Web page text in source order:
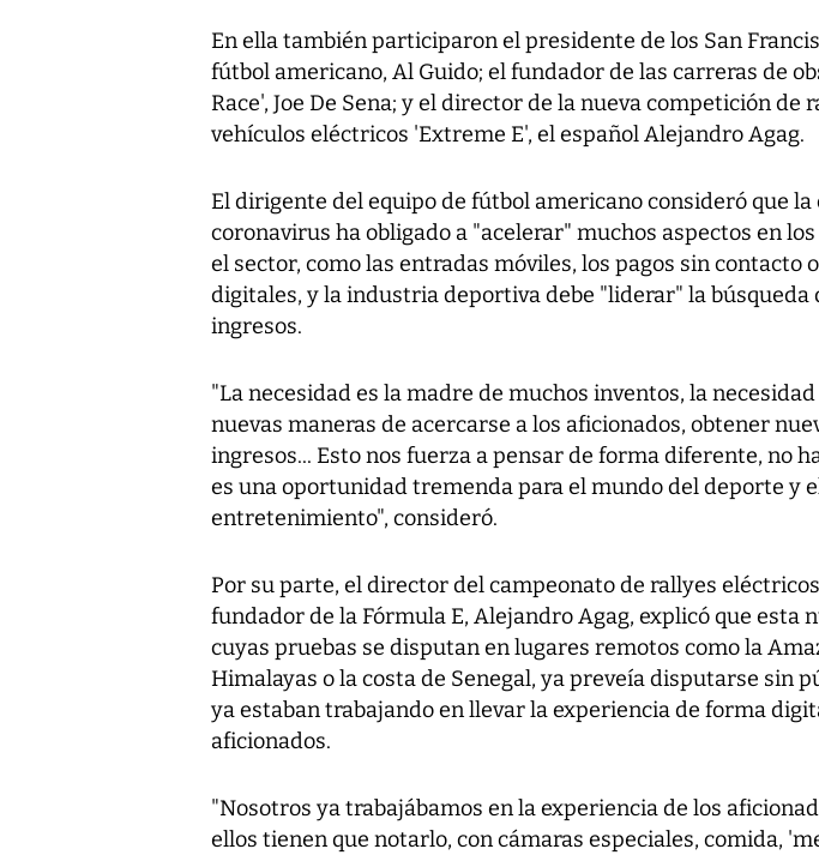
En ella también participaron el presidente de los San
fútbol americano, Al Guido; el fundador de las carreras de
Race', Joe De Sena; y el director de la nueva competición de
vehículos eléctricos 'Extreme E', el español Alejandro Agag.
El dirigente del equipo de fútbol americano consideró que la
coronavirus ha obligado a "acelerar" muchos aspectos en
el sector, como las entradas móviles, los pagos sin contacto
digitales, y la industria deportiva debe "liderar" la búsqueda
ingresos.
"La necesidad es la madre de muchos inventos, la
nuevas maneras de acercarse a los aficionados, obtener
ingresos... Esto nos fuerza a pensar de forma diferente, no
es una oportunidad tremenda para el mundo del deporte y
entretenimiento", consideró.
Por su parte, el director del campeonato de rallyes
fundador de la Fórmula E, Alejandro Agag, explicó que esta
cuyas pruebas se disputan en lugares remotos como la
Himalayas o la costa de Senegal, ya preveía disputarse sin
ya estaban trabajando en llevar la experiencia de forma
aficionados.
"Nosotros ya trabajábamos en la experiencia de los
ellos tienen que notarlo, con cámaras especiales, comida,